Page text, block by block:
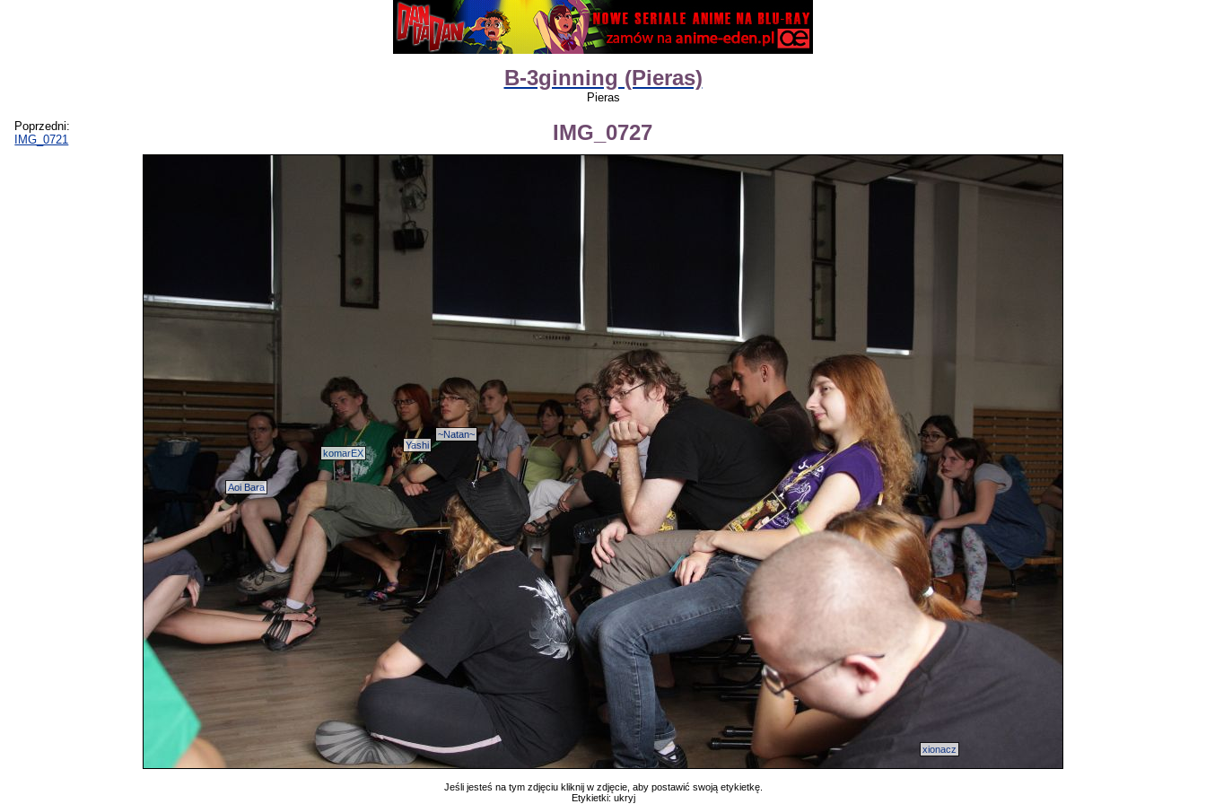
B-3ginning (Pieras)
Pieras
Poprzedni:
IMG_0721
IMG_0727
Aoi Bara
komarEX
~Natan~
xionacz
Yashi
Jeśli jesteś na tym zdjęciu kliknij w zdjęcie, aby postawić swoją etykietkę.
Etykietki: ukryj